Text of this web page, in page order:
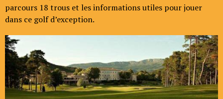
parcours 18 trous et les informations utiles pour jouer
dans ce golf d’exception.